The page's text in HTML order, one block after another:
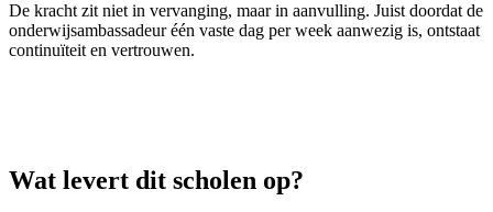
De kracht zit niet in vervanging, maar in aanvulling. Juist doordat de
onderwijsambassadeur één vaste dag per week aanwezig is, ontstaat
continuïteit en vertrouwen.
Wat levert dit scholen op?